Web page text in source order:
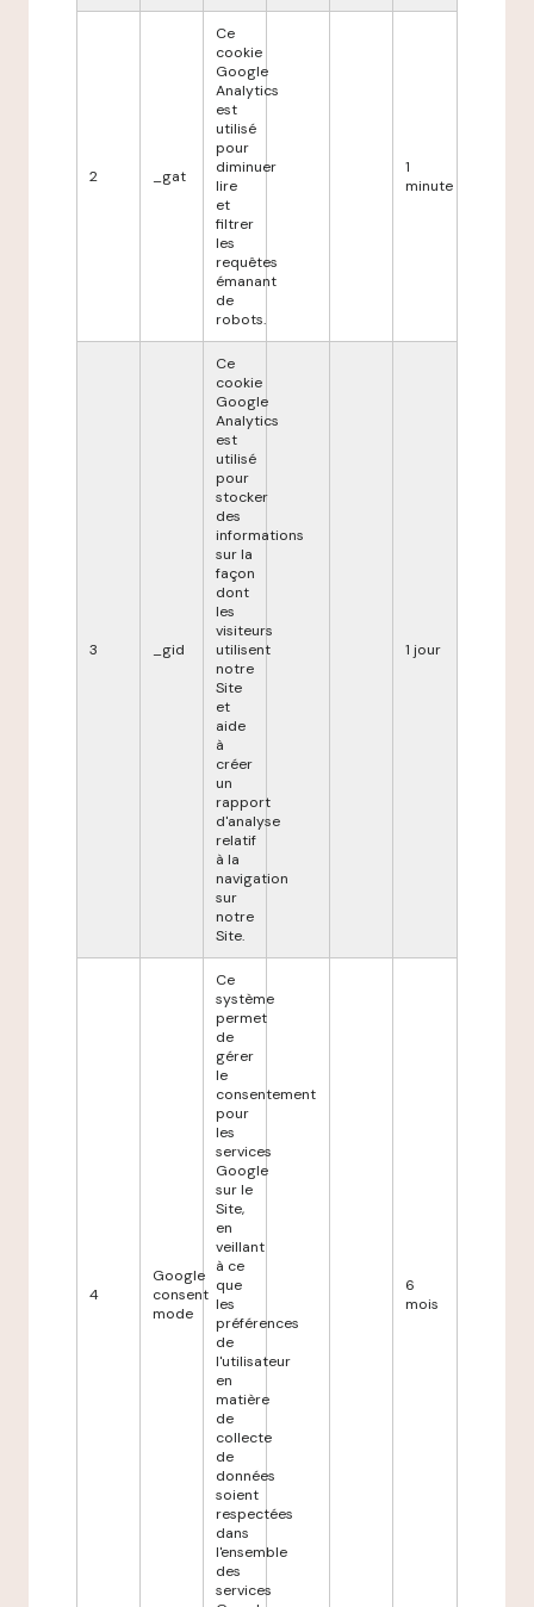
2 _gat
Ce
cookie
Google
Analytics
est
utilisé
pour
diminuer
lire
et
filtrer
les
requêtes
émanant
de
robots.
1
minute
3 _gid
Ce
cookie
Google
Analytics
est
utilisé
pour
stocker
des
informations
sur la
façon
dont
les
visiteurs
utilisent
notre
Site
et
aide
à
créer
un
rapport
d'analyse
relatif
à la
navigation
sur
notre
Site.
1 jour
4
Google
consent
mode
Ce
système
permet
de
gérer
le
consentement
pour
les
services
Google
sur le
Site,
en
veillant
à ce
que
les
préférences
de
l'utilisateur
en
matière
de
collecte
de
données
soient
respectées
dans
l'ensemble
des
services
6
mois